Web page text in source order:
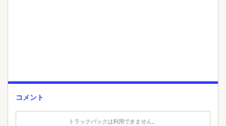
コメント
トラックバックは利用できません。